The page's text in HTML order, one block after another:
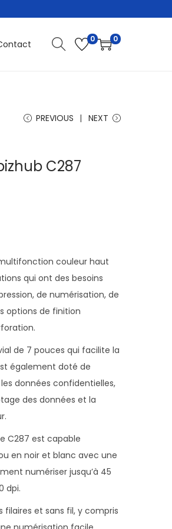
0 0
PREVIOUS NEXT
C287
couleur haut
qui ont des besoins
de numérisation, de
options de finition
de 7 pouces qui facilite la
également doté de
données confidentielles,
des données et la
C287 est capable
en noir et blanc avec une
numériser jusqu’à 45
dpi.
et sans fil, y compris